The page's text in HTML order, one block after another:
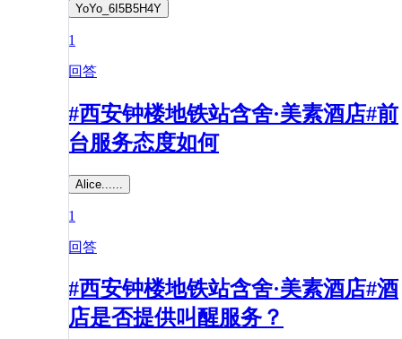
YoYo_6I5B5H4Y
1
回答
#西安钟楼地铁站含舍·美素酒店#前
台服务态度如何
Alice......
1
回答
#西安钟楼地铁站含舍·美素酒店#酒
店是否提供叫醒服务？